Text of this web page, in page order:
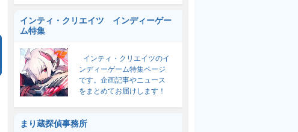
インティ・クリエイツ インディーゲー
ム特集
インティ・クリエイツのイ
ンディーゲーム特集ページ
です。企画記事やニュース
をまとめてお届けします！
まり蔵探偵事務所